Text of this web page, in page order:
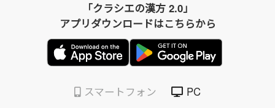
「クラシエの漢方 2.0」
アプリダウンロードはこちらから
スマートフォン PC